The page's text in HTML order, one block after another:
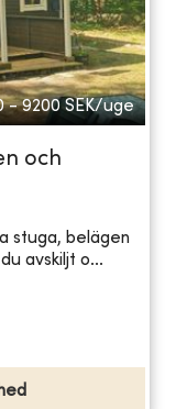
- 9200 SEK/uge
och
stuga, belägen
avskiljt o...